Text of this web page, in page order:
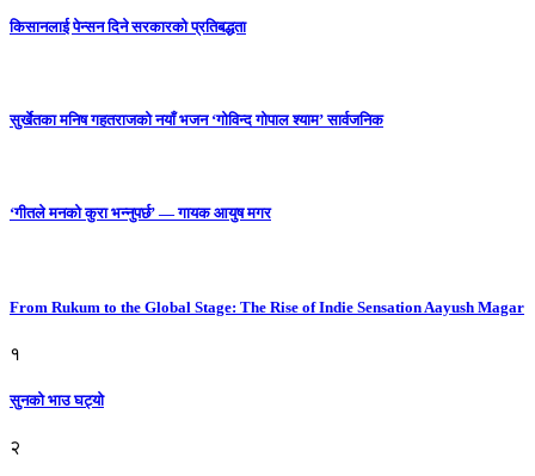
किसानलाई पेन्सन दिने सरकारको प्रतिबद्धता
सुर्खेतका मनिष गहतराजको नयाँ भजन ‘गोविन्द गोपाल श्याम’ सार्वजनिक
‘गीतले मनको कुरा भन्नुपर्छ’ — गायक आयुष मगर
From Rukum to the Global Stage: The Rise of Indie Sensation Aayush Magar
१
सुनको भाउ घट्याे
२